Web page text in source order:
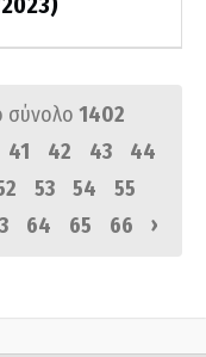
σύνολο 1402
41 42 43
44
53 54
55
64 65 66 ›